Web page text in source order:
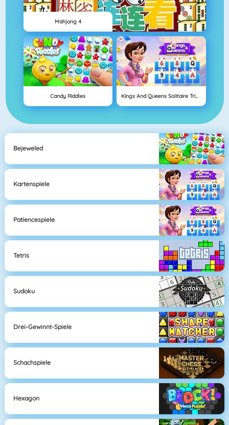
Mahjong 4
Candy Riddles Kings And Queens Solitaire Tripeaks
Bejeweled
Kartenspiele
Patiencespiele
Tetris
Sudoku
Drei-Gewinnt-Spiele
Schachspiele
Hexagon